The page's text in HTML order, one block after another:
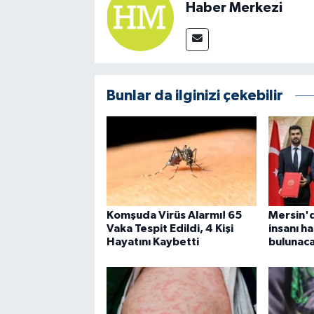
Haber Merkezi
Bunlar da ilginizi çekebilir
Komşuda Virüs Alarmı! 65
Vaka Tespit Edildi, 4 Kişi
Hayatını Kaybetti
insanı